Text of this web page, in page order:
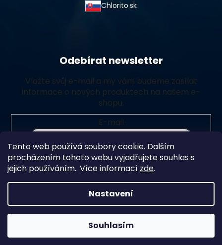
Tento web používá soubory cookie. Dalším
procházením tohoto webu vyjadřujete souhlas s
jejich používáním.. Více informací zde.
Nastavení
Souhlasím
Chlorito.sk
Odebírat newsletter
Vložte svůj e-mail a my vám budeme zasílat
informace o nových produktech na našem e-
shopu.
E-mail
Vložením e-mailu souhlasíte spodmínkami ochrany
osobních údajů
Přihlásit se
Copyright 2026Chlorito. Všechna práva vyhrazena.